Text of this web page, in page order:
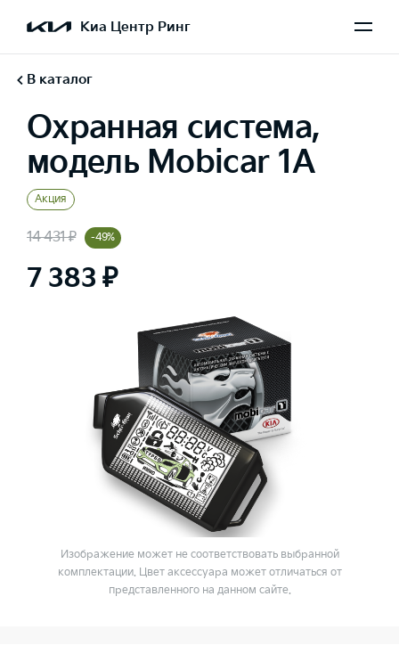
Киа Центр Ринг
В каталог
Охранная система,
модель Mobicar 1A
Акция
14 431 ₽ -49%
7 383 ₽
Изображение может не соответствовать выбранной
комплектации. Цвет аксессуара может отличаться от
представленного на данном сайте.